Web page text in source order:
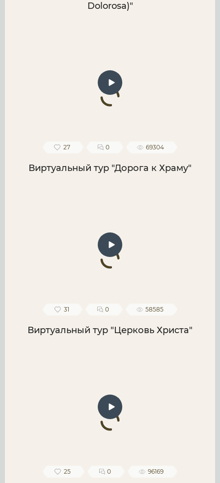
Dolorosa)"
27 0 69304
Виртуальный тур "Дорога к Храму"
31 0 58585
Виртуальный тур "Церковь Христа"
25 0 96169